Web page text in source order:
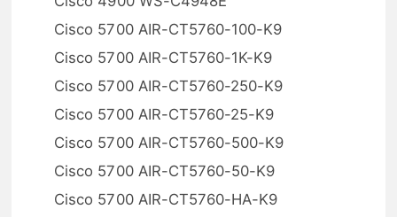
Cisco 5700 AIR-CT5760-100-K9
Cisco 5700 AIR-CT5760-1K-K9
Cisco 5700 AIR-CT5760-250-K9
Cisco 5700 AIR-CT5760-25-K9
Cisco 5700 AIR-CT5760-500-K9
Cisco 5700 AIR-CT5760-50-K9
Cisco 5700 AIR-CT5760-HA-K9